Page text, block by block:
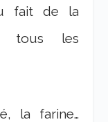
fait de la
tous les
la farine…